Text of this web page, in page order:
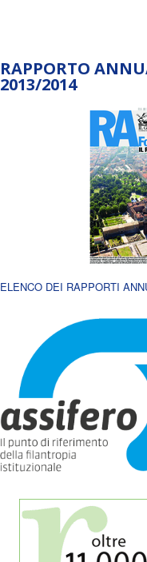
RAPPORTO
2013/2014
ELENCO DEI RAPPORTI